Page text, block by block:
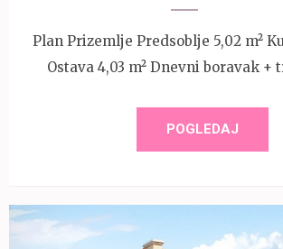
Plan Prizemlje Predsoblje 5,02 m²
Ostava 4,03 m² Dnevni boravak
POGLEDAJ